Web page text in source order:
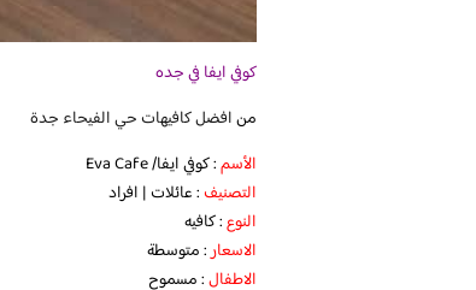
كوفي ايفا في جده
منافضل كافيهات حي الفيحاء جدة
الأسم: كوفي ايفا/ Eva Cafe
التصنيف: عائلات | افراد
النوع: كافيه
الاسعار: متوسطة
الاطفال: مسموح